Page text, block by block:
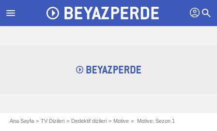
menu profil search
Ana Sayfa TV Dizileri Dedektif dizileri Motive Motive: Sezon 1